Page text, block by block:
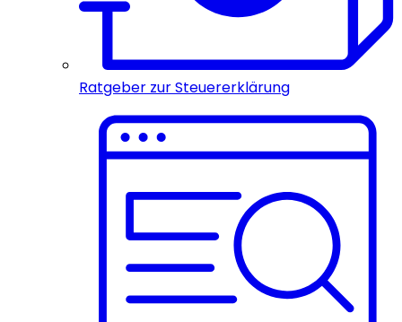
Ratgeber zur Steuererklärung